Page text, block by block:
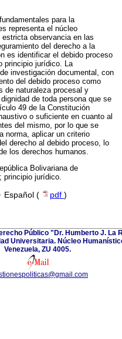
para la
representa el núcleo
observancia en las
del derecho a la
es identificar el debido proceso
principio jurídico. La
investigación documental, con
del debido proceso como
de naturaleza procesal y
de toda persona que se
49 de la Constitución
o suficiente en cuanto al
del mismo, por lo que se
norma, aplicar un criterio
derecho al debido proceso, lo
los derechos humanos.
Bolivariana de
principio jurídico.
· Español ( pdf )
Público "Dr. Humberto J. La
Universitaria. Núcleo
Venezuela, ZU 4005.